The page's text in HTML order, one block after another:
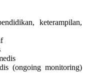
keterampilan,
(ongoing monitoring)